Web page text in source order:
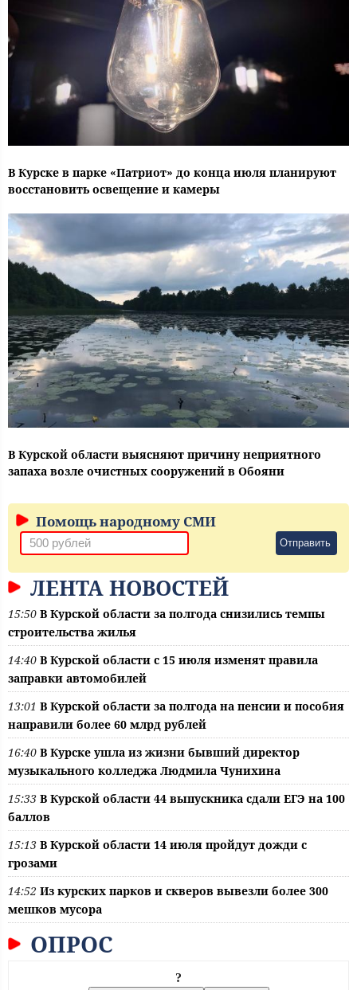
В Курске в парке «Патриот» до конца июля планируют
восстановить освещение и камеры
В Курской области выясняют причину неприятного
запаха возле очистных сооружений в Обояни
Помощь народному СМИ
Отправить
ЛЕНТА НОВОСТЕЙ
15:50 В Курской области за полгода снизились темпы
строительства жилья
14:40 В Курской области с 15 июля изменят правила
заправки автомобилей
13:01 В Курской области за полгода на пенсии и пособия
направили более 60 млрд рублей
16:40 В Курске ушла из жизни бывший директор
музыкального колледжа Людмила Чунихина
15:33 В Курской области 44 выпускника сдали ЕГЭ на 100
баллов
15:13 В Курской области 14 июля пройдут дожди с
грозами
14:52 Из курских парков и скверов вывезли более 300
мешков мусора
ОПРОС
?